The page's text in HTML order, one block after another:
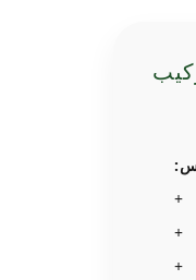
+
+
+